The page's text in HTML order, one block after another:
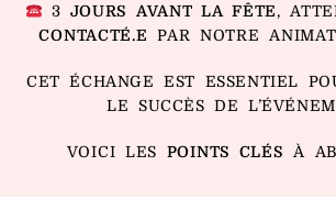
3 JOURS AVANT LA FÊTE,
CONTACTÉ.E PAR NOTRE
CET ÉCHANGE EST ESSENTIEL
LE SUCCÈS DE
VOICI LES POINTS CLÉS À